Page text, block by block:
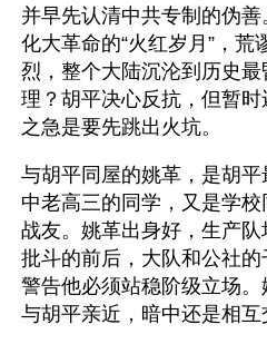
并早先认清中共专制的伪
化大革命的“火红岁月”，荒
烈，整个大陆沉沦到历史
理？胡平决心反抗，但暂
之急是要先跳出火坑。
与胡平同屋的姚革，是胡
中老高三的同学，又是学
战友。姚革出身好，生产
批斗的前后，大队和公社的
警告他必须站稳阶级立场
与胡平亲近，暗中还是相互